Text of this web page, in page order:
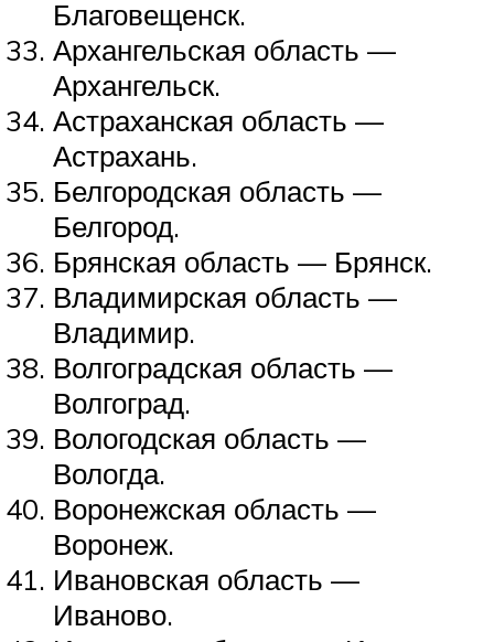
Благовещенск.
Архангельская область —
Архангельск.
Астраханская область —
Астрахань.
Белгородская область —
Белгород.
Брянская область — Брянск.
Владимирская область —
Владимир.
Волгоградская область —
Волгоград.
Вологодская область —
Вологда.
Воронежская область —
Воронеж.
Ивановская область —
Иваново.